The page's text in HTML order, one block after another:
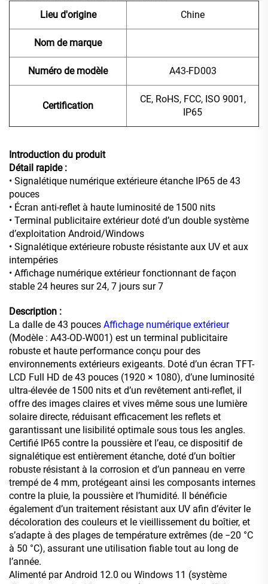
Lieu d'origine
Chine
Nom de marque
Numéro de modèle A43-FD003
Certification
CE, RoHS, FCC, ISO 9001,
IP65
Introduction du produit
Détail rapide :
• Signalétique numérique extérieure étanche IP65 de 43
pouces
• Écran anti-reflet à haute luminosité de 1500 nits
• Terminal publicitaire extérieur doté d’un double système
d’exploitation Android/Windows
• Signalétique extérieure robuste résistante aux UV et aux
intempéries
• Affichage numérique extérieur fonctionnant de façon
stable 24 heures sur 24, 7 jours sur 7
Description :
La dalle de 43 pouces Affichage numérique extérieur
(Modèle : A43-OD-W001) est un terminal publicitaire
robuste et haute performance conçu pour des
environnements extérieurs exigeants. Doté d’un écran TFT-
LCD Full HD de 43 pouces (1920 × 1080), d’une luminosité
ultra-élevée de 1500 nits et d’un revêtement anti-reflet, il
offre des images claires et vives même sous une lumière
solaire directe, réduisant efficacement les reflets et
garantissant une lisibilité optimale sous tous les angles.
Certifié IP65 contre la poussière et l’eau, ce dispositif de
signalétique est entièrement étanche, doté d’un boîtier
robuste résistant à la corrosion et d’un panneau en verre
trempé de 4 mm, protégeant ainsi les composants internes
contre la pluie, la poussière et l’humidité. Il bénéficie
également d’un traitement résistant aux UV afin d’éviter le
décoloration des couleurs et le vieillissement du boîtier, et
s’adapte à des plages de température extrêmes (de −20 °C
à 50 °C), assurant une utilisation fiable tout au long de
l’année.
Alimenté par Android 12.0 ou Windows 11 (système